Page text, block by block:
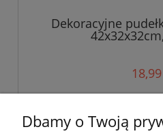
Dekoracyjne
18,99
Dbamy o Twoją